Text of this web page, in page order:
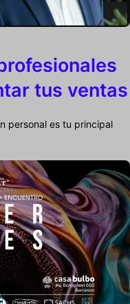
tus ventas
personal es tu principal